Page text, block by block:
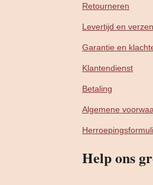
Retourneren
Levertijd en
Garantie en
Klantendienst
Betaling
Algemene
Help ons